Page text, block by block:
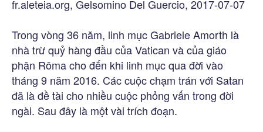
fr.aleteia.org, Gelsomino Del Guercio, 2017-07-07
Trong vòng 36 năm, linh mục Gabriele Amorth là
nhà trừ quỷ hàng đầu của Vatican và của giáo
phận Rôma cho đến khi linh mục qua đời vào
tháng 9 năm 2016. Các cuộc chạm trán với Satan
đã là đề tài cho nhiều cuộc phỏng vấn trong đời
ngài. Sau đây là một vài trích đoạn.